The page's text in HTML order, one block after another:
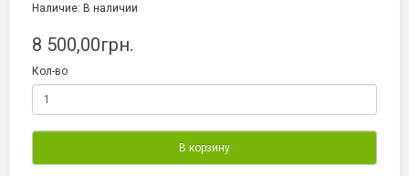
Наличие: В наличии
8 500,00грн.
Кол-во
В корзину